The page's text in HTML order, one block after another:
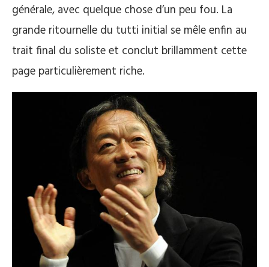
générale, avec quelque chose d’un peu fou. La
grande ritournelle du tutti initial se mêle enfin au
trait final du soliste et conclut brillamment cette
page particulièrement riche.